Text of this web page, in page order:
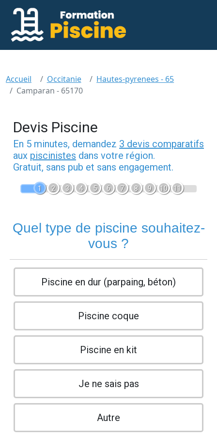
Accueil Occitanie
Hautes-pyrenees - 65
Camparan - 65170
Devis Piscine
En 5 minutes, demandez 3 devis comparatifs
aux piscinistes dans votre région.
Gratuit, sans pub et sans engagement.
1 2 3 4 5 6 7 8 9 10 11
Quel type de piscine souhaitez-
vous ?
Piscine en dur (parpaing, béton)
Piscine coque
Piscine en kit
Je ne sais pas
Autre